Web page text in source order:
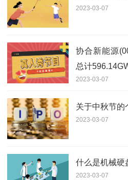
2023-03-07
协合新能源
总计
2023-03-07
关于中秋节的
2023-03-07
什么是机械硬
2023-03-07